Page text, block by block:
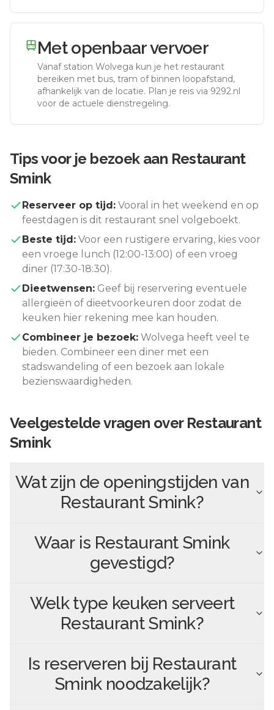
Met openbaar vervoer
Vanaf station Wolvega kun je het restaurant
bereiken met bus, tram of binnen loopafstand,
afhankelijk van de locatie. Plan je reis via 9292.nl
voor de actuele dienstregeling.
Tips voor je bezoek aan Restaurant
Smink
Reserveer op tijd: Vooral in het weekend en op
feestdagen is dit restaurant snel volgeboekt.
Beste tijd: Voor een rustigere ervaring, kies voor
een vroege lunch (12:00-13:00) of een vroeg
diner (17:30-18:30).
Dieetwensen: Geef bij reservering eventuele
allergieën of dieetvoorkeuren door zodat de
keuken hier rekening mee kan houden.
Combineer je bezoek: Wolvega heeft veel te
bieden. Combineer een diner met een
stadswandeling of een bezoek aan lokale
bezienswaardigheden.
Veelgestelde vragen over Restaurant
Smink
Wat zijn de openingstijden van
Restaurant Smink?
Waar is Restaurant Smink
gevestigd?
Welk type keuken serveert
Restaurant Smink?
Is reserveren bij Restaurant
Sminknoodzakelijk?